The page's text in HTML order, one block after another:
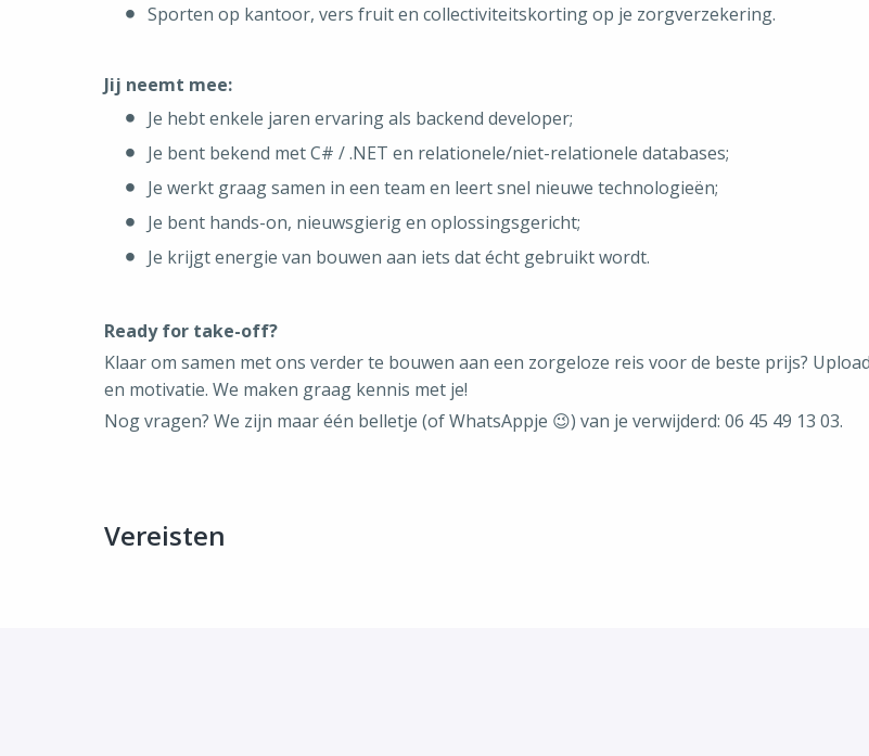
Sporten op kantoor, vers fruit en collectiviteitskorting op je zorgverzekering.
Jij neemt mee:
Je hebt enkele jaren ervaring als backend developer;
Je bent bekend met C# / .NET en relationele/niet-relationele databases;
Je werkt graag samen in een team en leert snel nieuwe technologieën;
Je bent hands-on, nieuwsgierig en oplossingsgericht;
Je krijgt energie van bouwen aan iets dat écht gebruikt wordt.
Ready for take-off?
Klaar om samen met ons verder te bouwen aan een zorgeloze reis voor de beste prijs?
en motivatie. We maken graag kennis met je!
Nog vragen? We zijn maar één belletje (of WhatsAppje 😉) van je verwijderd: 06 45 49 13 03.
Vereisten